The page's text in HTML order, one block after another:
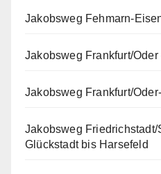
Jakobsweg Fehmarn-
Jakobsweg Frankfurt/
Jakobsweg Frankfurt/
Jakobsweg
Glückstadt bis Harsefeld